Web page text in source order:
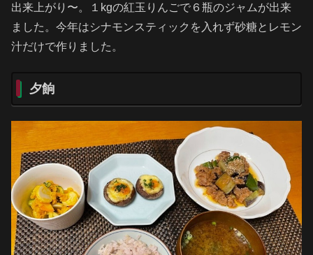
出来上がり〜。１kgの紅玉りんごで６瓶のジャムが出来
ました。今年はシナモンスティックを入れず砂糖とレモン
汁だけで作りました。
夕餉